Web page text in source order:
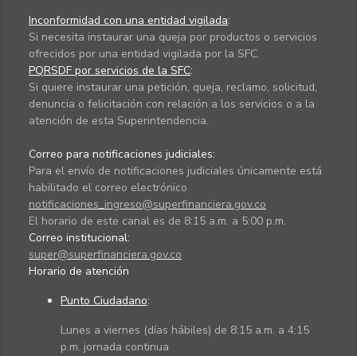
Inconformidad con una entidad vigilada:
Si necesita instaurar una queja por productos o servicios
ofrecidos por una entidad vigilada por la SFC.
PQRSDF por servicios de la SFC:
Si quiere instaurar una petición, queja, reclamo, solicitud,
denuncia o felicitación con relación a los servicios o a la
atención de esta Superintendencia.
Correo para notificaciones judiciales:
Para el envío de notificaciones judiciales únicamente está
habilitado el correo electrónico
notificaciones_ingreso@superfinanciera.gov.co
El horario de este canal es de 8:15 a.m. a 5:00 p.m.
Correo institucional:
super@superfinanciera.gov.co
Horario de atención
Punto Ciudadano:
Lunes a viernes (días hábiles) de 8:15 a.m. a 4:15
p.m. jornada continua